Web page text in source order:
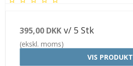
395,00 DKK v/ 5 Stk
(ekskl. moms)
VIS PRODUKT